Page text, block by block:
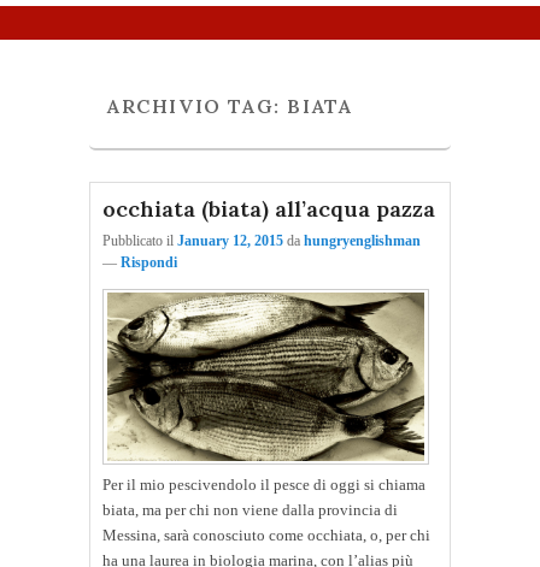
ARCHIVIO TAG: BIATA
occhiata (biata) all’acqua pazza
Pubblicato il January 12, 2015 da hungryenglishman
— Rispondi
Per il mio pescivendolo il pesce di oggi si chiama
biata, ma per chi non viene dalla provincia di
Messina, sarà conosciuto come occhiata, o, per chi
ha una laurea in biologia marina, con l’alias più